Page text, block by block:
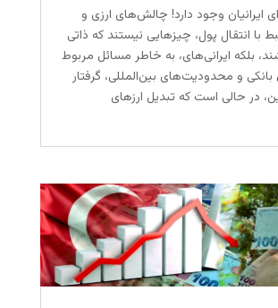
ایرانیان وجود دارد! چالش‌های ارزی و
با انتقال پول، چیزهایی نیستند که ذاتی
بلکه ایرانی‌های، به خاطر مسائل مربوط
و محدودیت‌‌های بین‌المللی، گرفتار
در حالی است که تبدیل ارزهای